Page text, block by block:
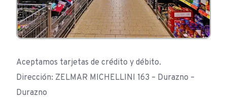
Aceptamos tarjetas de crédito y débito.
Dirección: ZELMAR MICHELLINI 163 – Durazno –
Durazno